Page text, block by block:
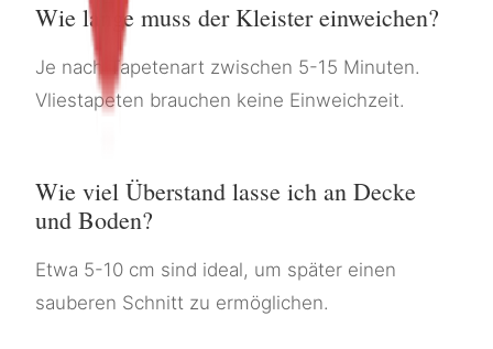
Wie lange muss der Kleister einweichen?
Je nach Tapetenart zwischen 5-15 Minuten.
Vliestapeten brauchen keine Einweichzeit.
Wie viel Überstand lasse ich an Decke
und Boden?
Etwa 5-10 cm sind ideal, um später einen
sauberen Schnitt zu ermöglichen.